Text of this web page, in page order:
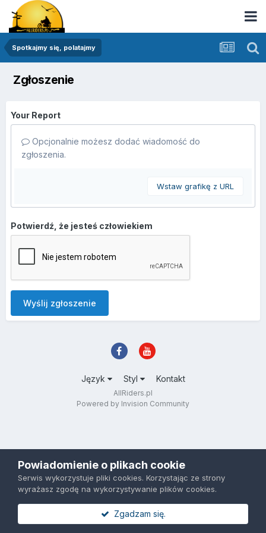
Spotkajmy się, polatajmy
Zgłoszenie
Your Report
Opcjonalnie możesz dodać wiadomość do
zgłoszenia.
Wstaw grafikę z URL
Potwierdź, że jesteś człowiekiem
Wyślij zgłoszenie
Język Styl Kontakt
AllRiders.pl
Powered by Invision Community
Powiadomienie o plikach cookie
Serwis wykorzystuje pliki cookies. Korzystając ze strony
wyrażasz zgodę na wykorzystywanie plików cookies.
Zgadzam się.